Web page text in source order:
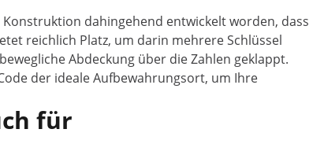
dahingehend entwickelt worden, dass
reichlich Platz, um darin mehrere Schlüssel
Abdeckung über die Zahlen geklappt.
der ideale Aufbewahrungsort, um Ihre
für